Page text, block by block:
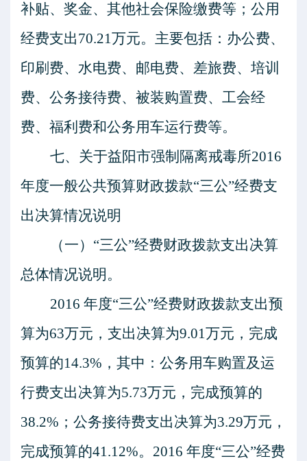
补贴、奖金、其他社会保险缴费等 ；公用
经费支出70.21万元。主要包括：办公费、
印刷费、水电费、邮电费、差旅费、培训
费、公务接待费、被装购置费、工会经
费、福利费和公务用车运行费等。
七、关于益阳市强制隔离戒毒所2016
年度一般公共预算财政拨款“三公”经费支
出决算情况说明
（一） “三公”经费财政拨款支出决算
总体情况说明。
2016 年度“三公”经费财政拨款支出预
算为63万元，支出决算为9.01万元，完成
预算的14.3%，其中：公务用车购置及运
行费支出决算为5.73万元，完成预算的
38.2%；公务接待费支出决算为3.29万元，
完成预算的41.12%。2016 年度“三公”经费